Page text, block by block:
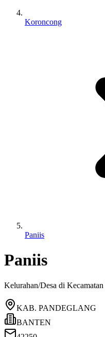
Koroncong
Paniis
Paniis
Kelurahan/Desa di Kecamatan
KAB. PANDEGLANG
BANTEN